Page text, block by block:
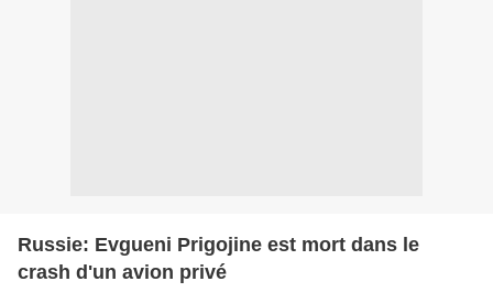
Russie: Evgueni Prigojine est mort dans le
crash d'un avion privé